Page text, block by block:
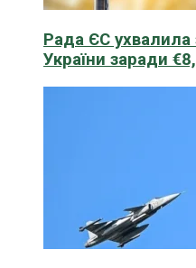
Рада ЄС
України заради